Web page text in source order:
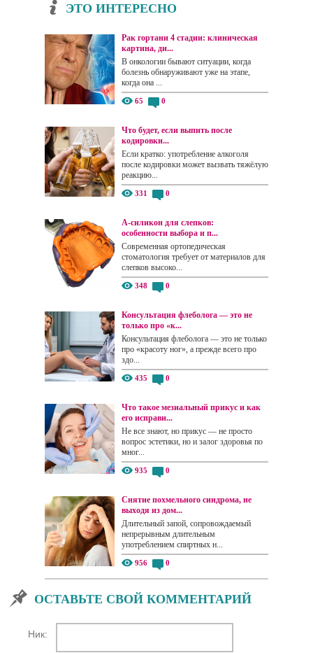
ЭТО ИНТЕРЕСНО
Рак гортани 4 стадии: клиническая
картина, ди...
В онкологии бывают ситуации, когда
болезнь обнаруживают уже на этапе,
когда она ...
65 0
Что будет, если выпить после
кодировки...
Если кратко: употребление алкоголя
после кодировки может вызвать тяжёлую
реакцию...
331 0
А-силикон для слепков:
особенности выбора и п...
Современная ортопедическая
стоматология требует от материалов для
слепков высоко...
348 0
Консультация флеболога — это не
только про «к...
Консультация флеболога — это не только
про «красоту ног», а прежде всего про
здо...
435 0
Что такое мезиальный прикус и как
его исправи...
Не все знают, но прикус — не просто
вопрос эстетики, но и залог здоровья по
мног...
935 0
Снятие похмельного синдрома, не
выходя из дом...
Длительный запой, сопровождаемый
непрерывным длительным
употреблением спиртных н...
956 0
ОСТАВЬТЕ СВОЙ КОММЕНТАРИЙ
Ник: